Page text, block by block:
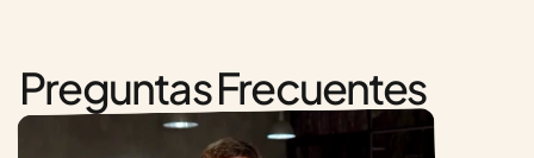
Preguntas Frecuentes